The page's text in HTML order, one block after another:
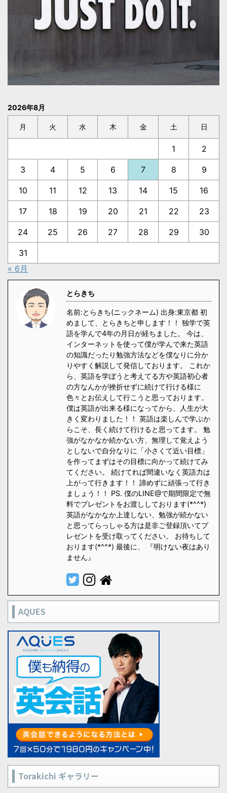
2026年8月
月 火 水 木 金 土 日
1 2
3 4 5 6 7 8 9
10 11 12 13 14 15 16
17 18 19 20 21 22 23
24 25 26 27 28 29 30
31
« 6月
とらきち
名前:とらきち(ニックネーム) 出身:東京都 初
めまして、とらきちと申します！！ 独学で英
語を学んで4年の月日が経ちました。 今は、
インターネットを使って僕が学んで来た英語
の知識だったり勉強方法などを僕なりに分か
りやすく解説して発信しております。 これか
ら、英語を学ぼうと考えてる方や英語初心者
の方なんかが挫折せずに続けて行ける様に
色々とお伝えして行こうと思っております。
僕は英語が出来る様になってから、人生が大
きく変わりました！！ 英語は楽しんで学ぶか
らこそ、長く続けて行けると思ってます。 勉
強がなかなか続かない方、無理して覚えよう
としないで自分なりに「小さくて近い目標」
を作ってまずはその目標に向かって続けてみ
てください。 続けてれば間違いなく英語力は
上がって行きます！！ 諦めずに頑張って行き
ましょう！！ PS. 僕のLINE@で期間限定で無
料でプレゼントをお渡ししております(*^^*)
英語がなかなか上達しない、勉強が続かない
と思ってらっしゃる方は是非ご登録頂いてプ
レゼントを受け取ってください。 お待ちして
おります(*^^*) 最後に、 『明けない夜はあり
ません』
AQUES
Torakichi ギャラリー